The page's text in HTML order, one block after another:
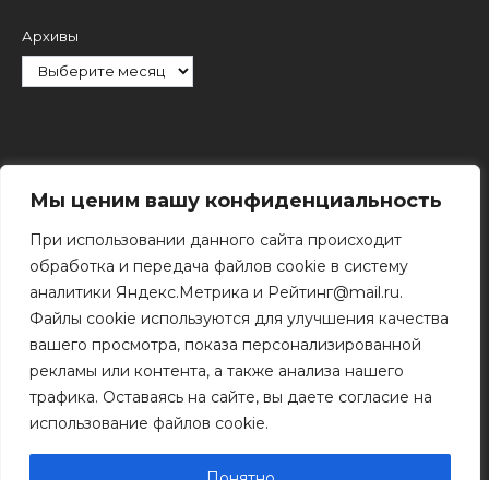
Мы ценим вашу конфиденциальность
При использовании данного сайта происходит
обработка и передача файлов cookie в систему
аналитики Яндекс.Метрика и Рейтинг@mail.ru.
Файлы cookie используются для улучшения качества
вашего просмотра, показа персонализированной
рекламы или контента, а также анализа нашего
трафика. Оставаясь на сайте, вы даете согласие на
использование файлов cookie.
Архивы
Поиск
разрешения правообладателя.